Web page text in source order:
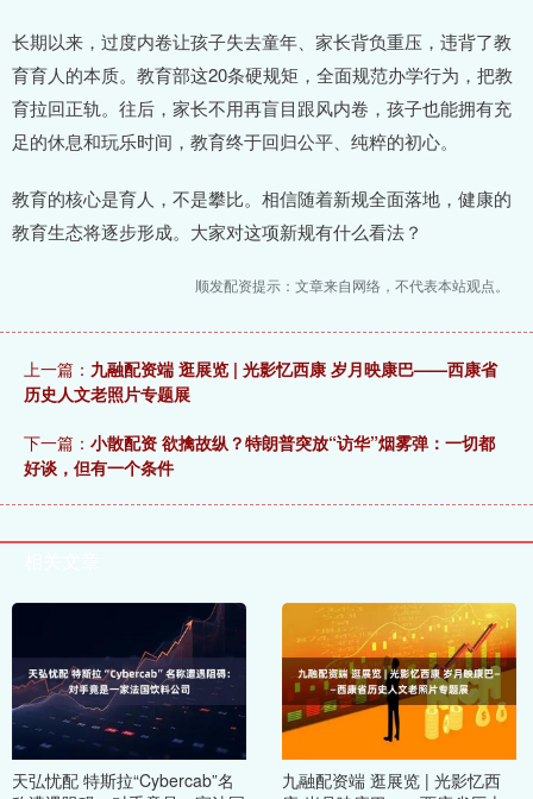
长期以来，过度内卷让孩子失去童年、家长背负重压，违背了教
育育人的本质。教育部这20条硬规矩，全面规范办学行为，把教
育拉回正轨。往后，家长不用再盲目跟风内卷，孩子也能拥有充
足的休息和玩乐时间，教育终于回归公平、纯粹的初心。
教育的核心是育人，不是攀比。相信随着新规全面落地，健康的
教育生态将逐步形成。大家对这项新规有什么看法？
顺发配资提示：文章来自网络，不代表本站观点。
上一篇： 九融配资端 逛展览 | 光影忆西康 岁月映康巴——西康省
历史人文老照片专题展
下一篇： 小散配资 欲擒故纵？特朗普突放“访华”烟雾弹：一切都
好谈，但有一个条件
天弘忧配 特斯拉“Cybercab”名
九融配资端 逛展览 | 光影忆西